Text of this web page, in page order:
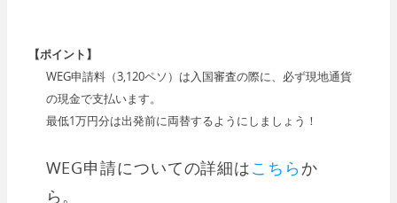
【ポイント】
WEG申請料（3,120ペソ）は入国審査の際に、必ず現地通貨
の現金で支払います。
最低1万円分は出発前に両替するようにしましょう！
WEG申請についての詳細はこちらか
ら。